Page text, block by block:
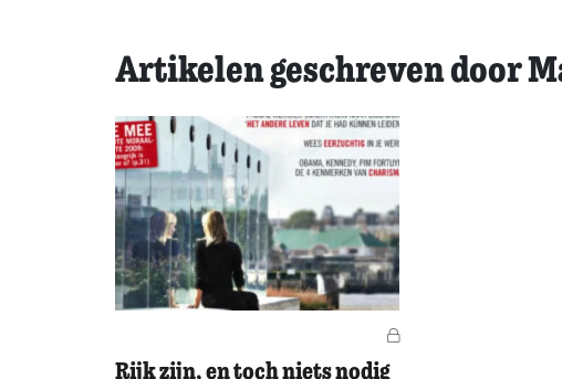
Artikelen geschreven door
Voor leden
Rijk zijn, en toch niets nodig